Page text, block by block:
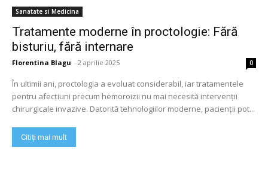
Sanatate si Medicina
Tratamente moderne în proctologie: Fără
bisturiu, fără internare
Florentina Blagu - 2 aprilie 2025 0
În ultimii ani, proctologia a evoluat considerabil, iar tratamentele
pentru afecțiuni precum hemoroizii nu mai necesită intervenții
chirurgicale invazive. Datorită tehnologiilor moderne, pacienții pot...
Citiți mai mult